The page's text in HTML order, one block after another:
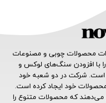
محصولات چوبی و مصنوعات
با افزودن سنگ‌های لوکس و
شرکت در دو شعبه خود
محصولات خود ایجاد کرده است.
می‌دهند که محصولات متنوع را